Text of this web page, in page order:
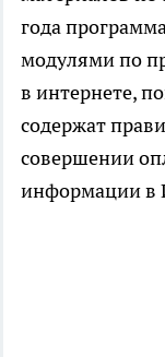
года
модулями по
в интернете,
содержат
совершении
информации в